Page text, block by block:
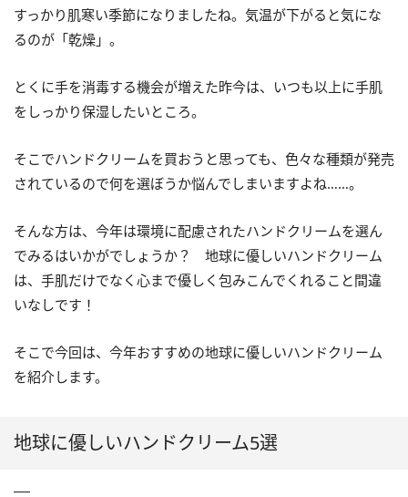
すっかり肌寒い季節になりましたね。気温が下がると気にな
るのが「乾燥」。
とくに手を消毒する機会が増えた昨今は、いつも以上に手肌
をしっかり保湿したいところ。
そこでハンドクリームを買おうと思っても、色々な種類が発売
されているので何を選ぼうか悩んでしまいますよね……。
そんな方は、今年は環境に配慮されたハンドクリームを選ん
でみるはいかがでしょうか？ 地球に優しいハンドクリーム
は、手肌だけでなく心まで優しく包みこんでくれること間違
いなしです！
そこで今回は、今年おすすめの地球に優しいハンドクリーム
を紹介します。
地球に優しいハンドクリーム5選